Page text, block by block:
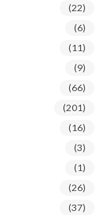
(22)
(6)
(11)
(9)
(66)
(201)
(16)
(3)
(1)
(26)
(37)